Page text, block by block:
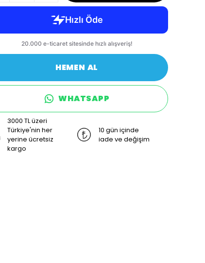
HEMEN AL
WHATSAPP
3000 TL üzeri
Türkiye'nin her
yerine ücretsiz
kargo
10 gün içinde
iade ve değişim